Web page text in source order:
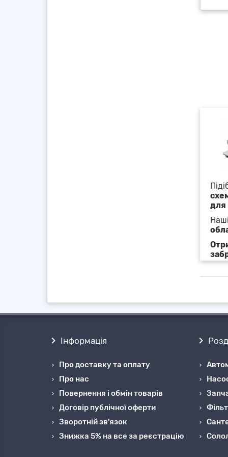
для
Інформація
Про доставку та оплату
Про нас
Повернення і обмін товарів
Договір публічної оферти
Зворотній зв'язок
Знижка 5% на все за реєстрацію